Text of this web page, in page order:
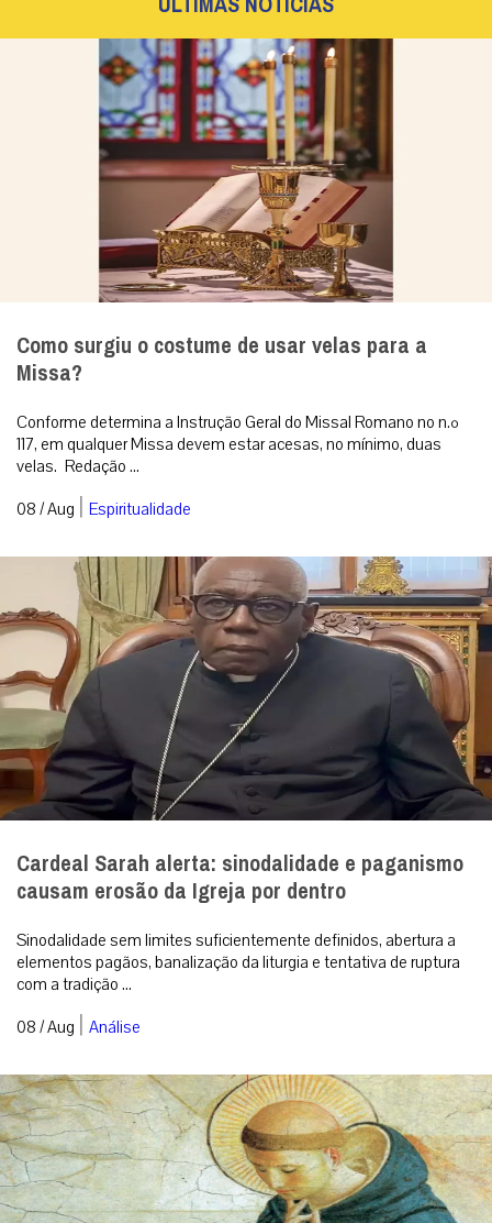
Como surgiu o costume de usar velas para a
Missa?
Conforme determina a Instrução Geral do Missal Romano no n.º
117, em qualquer Missa devem estar acesas, no mínimo, duas
velas. Redação ...
08 / Aug | Espiritualidade
Cardeal Sarah alerta: sinodalidade e paganismo
causam erosão da Igreja por dentro
Sinodalidade sem limites suficientemente definidos, abertura a
elementos pagãos, banalização da liturgia e tentativa de ruptura
com a tradição ...
08 / Aug | Análise